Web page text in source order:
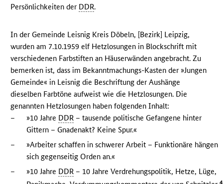
Persönlichkeiten der DDR.
In der Gemeinde Leisnig Kreis Döbeln, [Bezirk] Leipzig,
wurden am 7.10.1959 elf Hetzlosungen in Blockschrift mit
verschiedenen Farbstiften an Häuserwänden angebracht. Zu
bemerken ist, dass im Bekanntmachungs-Kasten der »Jungen
Gemeinde« in Leisnig die Beschriftung der Aushänge
dieselben Farbtöne aufweist wie die Hetzlosungen. Die
genannten Hetzlosungen haben folgenden Inhalt:
–
»10 Jahre DDR – tausende politische Gefangene hinter
Gittern – Gnadenakt? Keine Spur.«
–
»Arbeiter schaffen in schwerer Arbeit – Funktionäre hängen
sich gegenseitig Orden an.«
–
»10 Jahre DDR – 10 Jahre Verdrehungspolitik, Hetze, Lüge,
4